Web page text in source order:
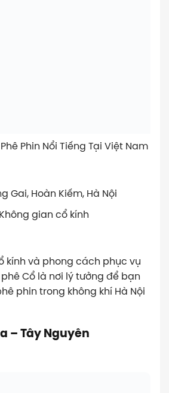
Phin Nổi Tiếng Tại Việt Nam
Gai, Hoàn Kiếm, Hà Nội
Không gian cổ kính
kính và phong cách phục vụ
Cổ là nơi lý tưởng để bạn
phin trong không khí Hà Nội
– Tây Nguyên